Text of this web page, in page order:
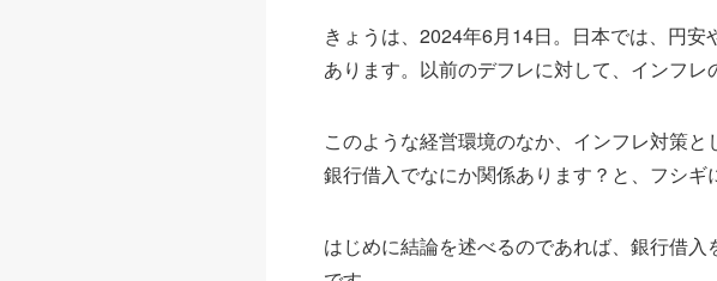
きょうは、2024年6月14日。日本では、円
あります。以前のデフレに対して、インフレ
このような経営環境のなか、インフレ対策
銀行借入でなにか関係あります？と、フシギ
はじめに結論を述べるのであれば、銀行借